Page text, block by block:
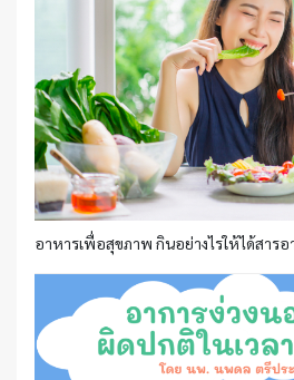
อาหารเพื่อสุขภาพ กินอย่างไรให้ได้สาร